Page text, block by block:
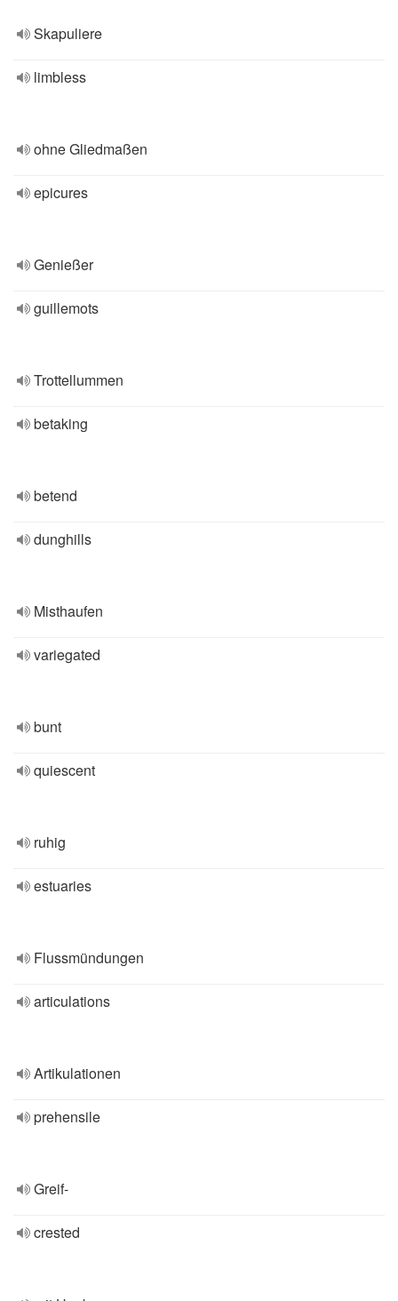
Skapuliere
limbless
ohne Gliedmaßen
epicures
Genießer
guillemots
Trottellummen
betaking
betend
dunghills
Misthaufen
variegated
bunt
quiescent
ruhig
estuaries
Flussmündungen
articulations
Artikulationen
prehensile
Greif-
crested